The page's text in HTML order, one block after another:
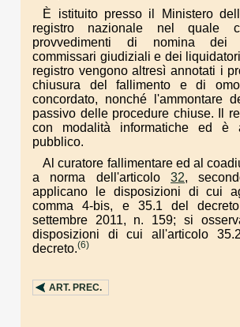
È istituito presso il Ministero
registro nazionale nel quale
provvedimenti di nomina dei
commissari giudiziali e dei
registro vengono altresì annotati i
chiusura del fallimento e di
concordato, nonché l'ammontare
passivo delle procedure chiuse. Il
con modalità informatiche ed è
pubblico.
Al curatore fallimentare ed al
a norma dell'articolo 32,
applicano le disposizioni di cui
comma 4-bis, e 35.1 del
settembre 2011, n. 159; si
disposizioni di cui all'articolo
decreto.(6)
ART. PREC.